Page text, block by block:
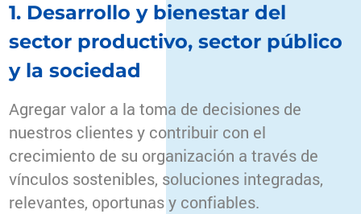
1. Desarrollo y bienestar del
sector productivo, sector público
y la sociedad
Agregar valor a la toma de decisiones de
nuestros clientes y contribuir con el
crecimiento de su organización a través de
vínculos sostenibles, soluciones integradas,
relevantes, oportunas y confiables.